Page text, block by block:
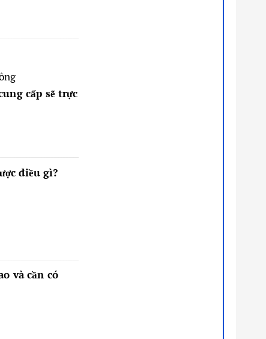
cấp sẽ trực
điều gì?
và cần có